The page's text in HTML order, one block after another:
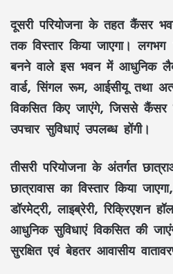
दूसरी परियोजना के तहतकैंसर
तक विस्तार किया जाएगा। लगभग
बनने वाले इस भवन मेंआधुनिक
वार्ड,सिंगल रूम, आईसीयूतथा
विकसित किए जाएंगे, जिससेकैंसर
उपचार सुविधाएंउपलब्ध होंगी।
तीसरी परियोजना के अंतर्गत
छात्रावासका विस्तार किया
डॉरमेट्री,लाइब्रेरी,रिक्रिएशन हॉल
आधुनिक सुविधाएंविकसित की
सुरक्षित एवं बेहतर आवासीय